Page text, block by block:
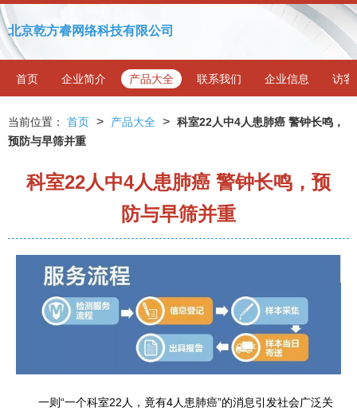
北京乾方睿网络科技有限公司
首页 企业简介 产品大全 联系我们 企业信息 访客
当前位置： 首页 > 产品大全 > 科室22人中4人患肺癌 警钟长鸣，
预防与早筛并重
科室22人中4人患肺癌 警钟长鸣，预
防与早筛并重
一则“一个科室22人，竟有4人患肺癌”的消息引发社会广泛关